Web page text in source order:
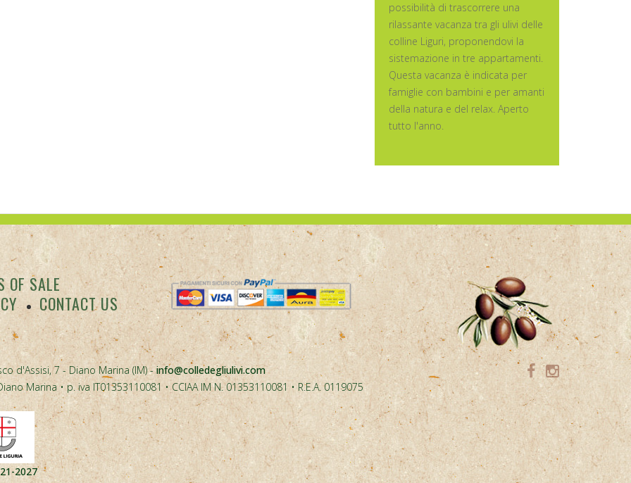
possibilità di trascorrere una
rilassante vacanza tra gli ulivi delle
colline Liguri, proponendovi la
sistemazione in tre appartamenti.
Questa vacanza è indicata per
famiglie con bambini e per amanti
della natura e del relax. Aperto
tutto l'anno.
OF SALE
CONTACT US
d'Assisi, 7 - Diano Marina (IM) -info@colledegliulivi.com
Marina • p. iva IT01353110081 • CCIAA IM N. 01353110081 • R.E.A. 0119075
2027